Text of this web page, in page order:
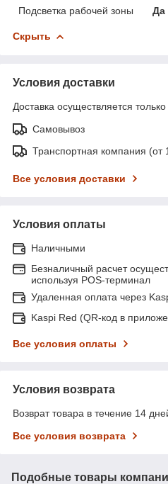
Подсветка рабочей зоны
Да
Скрыть
Условия доставки
Доставка осуществляется
Самовывоз
Транспортная компания (от
Все условия доставки
Условия оплаты
Наличными
Безналичный расчет
используя POS-терминал
Удаленная оплата через
Kaspi Red (QR-код в
Все условия оплаты
Условия возврата
Возврат товара в течение 14
Все условия возврата
Подобные товары